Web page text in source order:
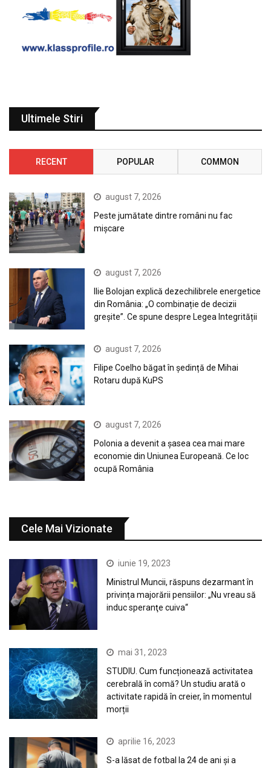
Ultimele Stiri
RECENT POPULAR COMMON
august 7, 2026
Peste jumătate dintre români nu fac
mișcare
august 7, 2026
Ilie Bolojan explică dezechilibrele energetice
din România: „O combinație de decizii
greșite”. Ce spune despre Legea Integrității
august 7, 2026
Filipe Coelho băgat în ședință de Mihai
Rotaru după KuPS
august 7, 2026
Polonia a devenit a șasea cea mai mare
economie din Uniunea Europeană. Ce loc
ocupă România
Cele Mai Vizionate
iunie 19, 2023
Ministrul Muncii, răspuns dezarmant în
privința majorării pensiilor: „Nu vreau să
induc speranţe cuiva“
mai 31, 2023
STUDIU. Cum funcționează activitatea
cerebrală în comă? Un studiu arată o
activitate rapidă în creier, în momentul
morții
aprilie 16, 2023
S-a lăsat de fotbal la 24 de ani și a